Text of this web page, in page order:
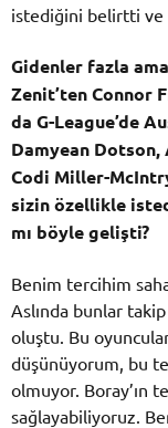
istediğini belirtti ve
Gidenler fazla
Zenit’ten Connor
da G-League’de
Damyean Dotson,
Codi Miller-
sizin özellikle
mı böyle gelişti?
Benim tercihim
Aslında bunlar
oluştu. Bu
düşünüyorum, bu
olmuyor. Boray’ın
sağlayabiliyoruz.